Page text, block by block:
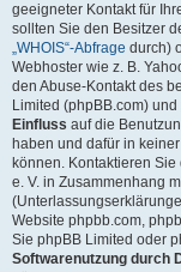
geeigneter Kontakt für
sollten Sie den Besitzer
„WHOIS“-Abfrage durch)
Webhoster wie z. B.
den Abuse-Kontakt des
Limited (phpBB.com)
Einfluss auf die
haben und dafür in
können. Kontaktieren
e. V. in Zusammenhang
Website phpbb.com,
Sie phpBB Limited oder
Softwarenutzung durch